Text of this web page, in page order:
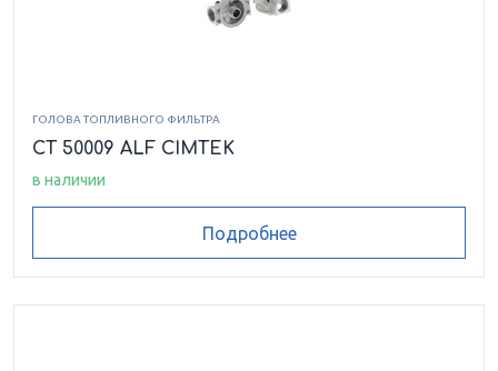
ГОЛОВА ТОПЛИВНОГО ФИЛЬТРА
CT 50009 ALF CIMTEK
в наличии
Подробнее